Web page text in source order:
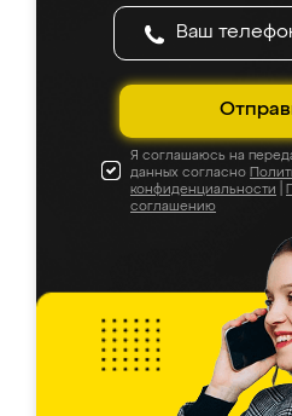
Я соглашаюсь на
данных согласно
конфиденциальности
соглашению